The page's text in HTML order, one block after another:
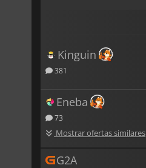
Kinguin
381
Eneba
73
Mostrar ofertas similares
G2A